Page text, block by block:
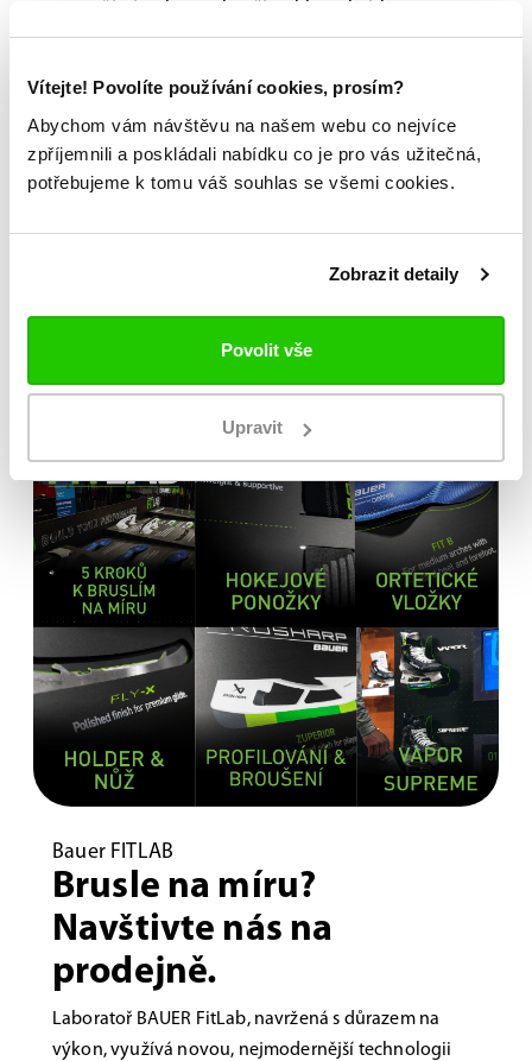
Vítejte! Povolíte používání cookies, prosím?
Abychom vám návštěvu na našem webu co nejvíce
zpříjemnili a poskládali nabídku co je pro vás užitečná,
potřebujeme k tomu váš souhlas se všemi cookies.
Zobrazit detaily
Povolit vše
Upravit
jednoduše: pokud si Vapor HyperLite pořídíte,
zastavováním vašich střel.
Možnost vyzkoušení a výběru na míru na
Bauer FITLAB
Brusle na míru?
Navštivte nás na
prodejně.
Laboratoř BAUER FitLab, navržená s důrazem na
výkon, využívá novou, nejmodernější technologii